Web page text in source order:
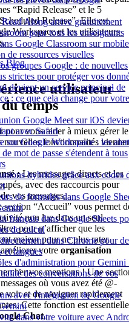
Along arrive gratuitement
pour tous les enseignants
Google Classroom sur
de ressources visuelles
groupes Google : de nouvelles
strictes pour protéger vos
devient un service principal de
: ce que cela change pour votre
Google Meet sur iOS
avec Safari
sur Google Workspace : les
mot de passe s'étendent à tous
hybrides grâce aux codes
de formules dans Google
français dans Google Sheets
de calcul
dans Chrome pour de
et langues
d'administration pour Gemini
des conversations de vos
avec l'intégration de Google
dans votre voiture avec
“Rapid Release” et le 5
Release”. Elle est
Workspace et les utilisateurs
Blog
utilisateur
temps
pour vous aider à mieux gérer le
nouvelles fonctionnalités
:Les messages directs et les
avec des raccourcis pour
vos messages.
“Accueil” vous permet
non lue dans un seul
pour n’afficher que les
majeur pour ne plus rater
votre organisation
vos mentions ! Une
où vous avez été @-
voir et de naviguer rapidement
Cette fonction est essentielle
Chat.